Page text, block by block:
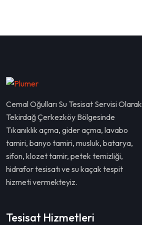
Cemal Oğulları Su Tesisat Servisi Olarak
Tekirdağ Çerkezköy Bölgesinde
Tıkanıklık açma, gider açma, lavabo
tamiri, banyo tamiri, musluk, batarya,
sifon, klozet tamir, petek temizliği,
hidrafor tesisatı ve su kaçak tespit
hizmeti vermekteyiz.
Tesisat Hizmetleri